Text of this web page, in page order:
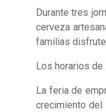
Durante tres
cerveza
familias
Los horarios
La feria de
crecimiento del